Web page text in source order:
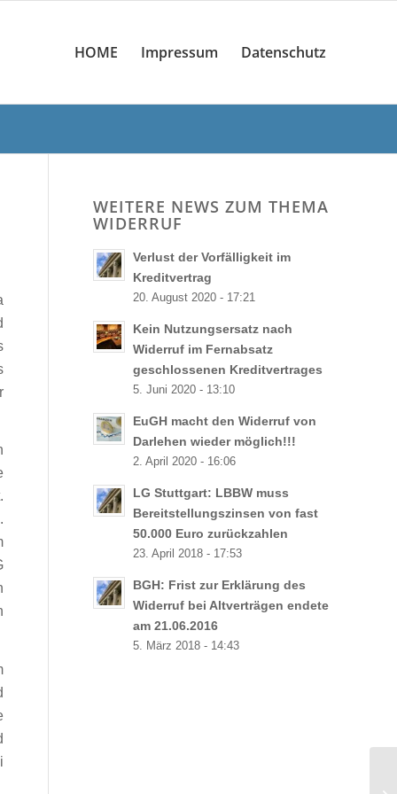
HOME Impressum Datenschutz
WEITERE NEWS ZUM THEMA
WIDERRUF
Verlust der Vorfälligkeit im
Kreditvertrag
20. August 2020 - 17:21
Kein Nutzungsersatz nach
Widerruf im Fernabsatz
geschlossenen Kreditvertrages
5. Juni 2020 - 13:10
EuGH macht den Widerruf von
Darlehen wieder möglich!!!
2. April 2020 - 16:06
LG Stuttgart: LBBW muss
Bereitstellungszinsen von fast
50.000 Euro zurückzahlen
23. April 2018 - 17:53
BGH: Frist zur Erklärung des
Widerruf bei Altverträgen endete
am 21.06.2016
5. März 2018 - 14:43